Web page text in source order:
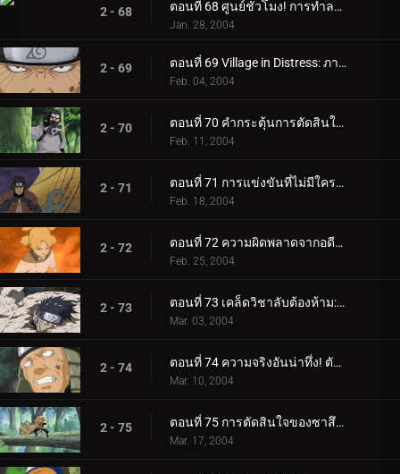
2 - 68 ตอนที่ 68 ศูนย์ชั่วโมง! การทำลายล้างหมู่บ้านใบไม้ที่ซ่อนอยู่เริ่มต้นขึ้นแล้ว!
Jan. 28, 2004
2 - 69 ตอนที่ 69 Village in Distress: ภารกิจระดับ A ใหม่!
Feb. 04, 2004
2 - 70 ตอนที่ 70 คำกระตุ้นการตัดสินใจของ Shirker: ไม่ต้องทำอะไรอีกแล้ว!
Feb. 11, 2004
2 - 71 ตอนที่ 71 การแข่งขันที่ไม่มีใครเทียบได้: Hokage Battle Royale!
Feb. 18, 2004
2 - 72 ตอนที่ 72 ความผิดพลาดจากอดีต: เผยใบหน้า!
Feb. 25, 2004
2 - 73 ตอนที่ 73 เคล็ดวิชาลับต้องห้าม: ยมฑูตยมทูต!
Mar. 03, 2004
2 - 74 ตอนที่ 74 ความจริงอันน่าทึ่ง! ตัวตนของกาอาระปรากฏขึ้น!
Mar. 10, 2004
2 - 75 ตอนที่ 75 การตัดสินใจของซาสึเกะ: ผลักให้ถึงขอบ!
Mar. 17, 2004